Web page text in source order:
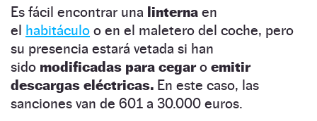
Es fácil encontrar una linterna en
el habitáculo o en el maletero del coche, pero
su presencia estará vetada si han
sido modificadas para cegaro emitir
descargas eléctricas. En este caso, las
sanciones van de 601 a 30.000 euros.